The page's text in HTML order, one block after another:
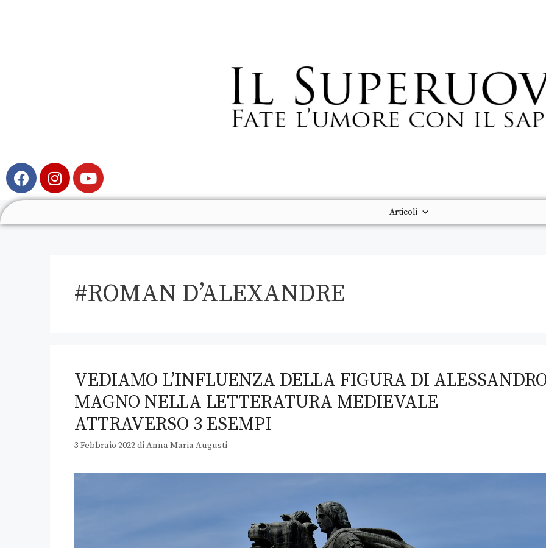
Articoli
#ROMAN D’ALEXANDRE
VEDIAMO L’INFLUENZA DELLA FIGURA DI
MAGNO NELLA LETTERATURA MEDIEVALE
ATTRAVERSO 3 ESEMPI
3 Febbraio 2022diAnna Maria Augusti